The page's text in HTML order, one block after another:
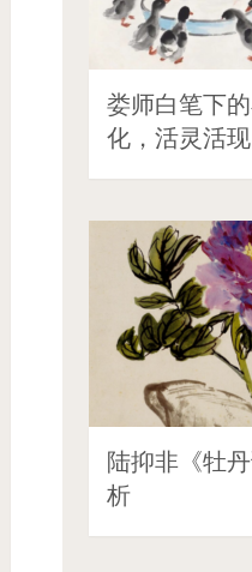
娄师白笔下
化，活灵活现
陆抑非《牡
析